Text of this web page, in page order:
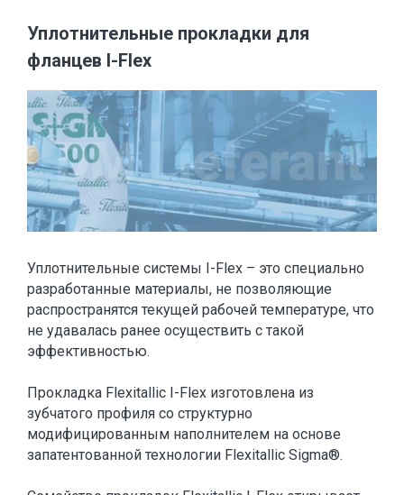
Уплотнительные прокладки для
фланцев I-Flex
Уплотнительные системы I-Flex – это специально
разработанные материалы, не позволяющие
распространятся текущей рабочей температуре, что
не удавалась ранее осуществить с такой
эффективностью.
Прокладка Flexitallic I-Flex изготовлена из
зубчатого профиля со структурно
модифицированным наполнителем на основе
запатентованной технологии Flexitallic Sigma®.